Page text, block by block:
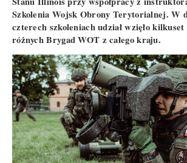
Szkolenia Wojsk Obrony Terytorialnej. W
czterech szkoleniach udział wzięło
różnych Brygad WOT z całego kraju.